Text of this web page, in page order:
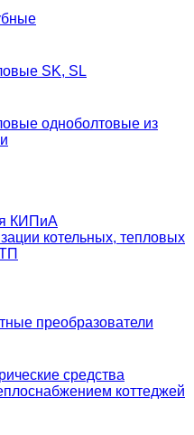
SK, SL
одноболтовые из
КИПиА
котельных, тепловых
преобразователи
средства
коттеджей